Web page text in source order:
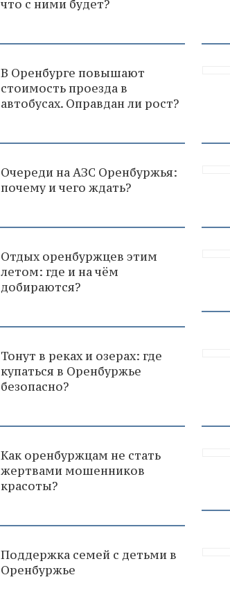
что с ними будет?
В Оренбурге повышают
стоимость проезда в
автобусах. Оправдан ли рост?
Очереди на АЗС Оренбуржья:
почему и чего ждать?
Отдых оренбуржцев этим
летом: где и на чём
добираются?
Тонут в реках и озерах: где
купаться в Оренбуржье
безопасно?
Как оренбуржцам не стать
жертвами мошенников
красоты?
Поддержка семей с детьми в
Оренбуржье